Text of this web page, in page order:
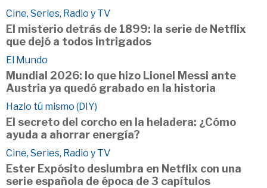
Cine, Series, Radio y TV
El misterio detrás de 1899: la serie de Netflix
que dejó a todos intrigados
El Mundo
Mundial 2026: lo que hizo Lionel Messi ante
Austria ya quedó grabado en la historia
Hazlo tú mismo (DIY)
El secreto del corcho en la heladera: ¿Cómo
ayuda a ahorrar energía?
Cine, Series, Radio y TV
Ester Expósito deslumbra en Netflix con una
serie española de época de 3 capítulos